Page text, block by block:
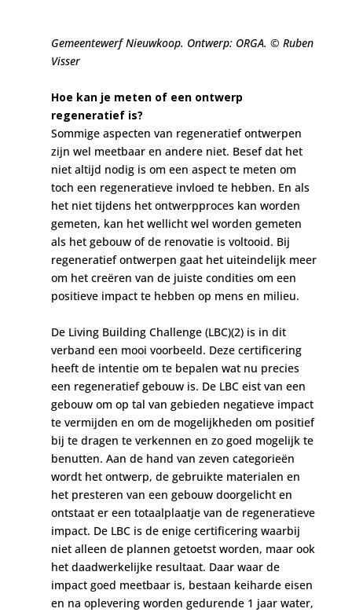
Gemeentewerf Nieuwkoop. Ontwerp: ORGA. © Ruben
Visser
Hoe kan je meten of een ontwerp
regeneratief is?
Sommige aspecten van regeneratief ontwerpen
zijn wel meetbaar en andere niet. Besef dat het
niet altijd nodig is om een aspect te meten om
toch een regeneratieve invloed te hebben. En als
het niet tijdens het ontwerpproces kan worden
gemeten, kan het wellicht wel worden gemeten
als het gebouw of de renovatie is voltooid. Bij
regeneratief ontwerpen gaat het uiteindelijk meer
om het creëren van de juiste condities om een
positieve impact te hebben op mens en milieu.
De Living Building Challenge (LBC)(2) is in dit
verband een mooi voorbeeld. Deze certificering
heeft de intentie om te bepalen wat nu precies
een regeneratief gebouw is. De LBC eist van een
gebouw om op tal van gebieden negatieve impact
te vermijden en om de mogelijkheden om positief
bij te dragen te verkennen en zo goed mogelijk te
benutten. Aan de hand van zeven categorieën
wordt het ontwerp, de gebruikte materialen en
het presteren van een gebouw doorgelicht en
ontstaat er een totaalplaatje van de regeneratieve
impact. De LBC is de enige certificering waarbij
niet alleen de plannen getoetst worden, maar ook
het daadwerkelijke resultaat. Daar waar de
impact goed meetbaar is, bestaan keiharde eisen
en na oplevering worden gedurende 1 jaar water,